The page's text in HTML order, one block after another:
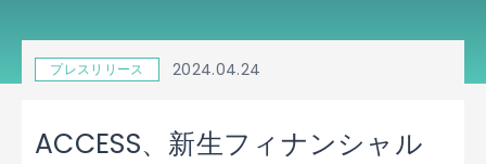
プレスリリース 2024.04.24
ACCESS、新生フィナンシャル